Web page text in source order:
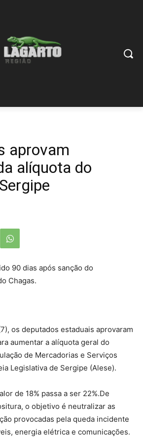
aprovam
alíquota do
90 dias após sanção do
Chagas.
os deputados estaduais aprovaram
aumentar a alíquota geral do
de Mercadorias e Serviços
Legislativa de Sergipe (Alese).
de 18% passa a ser 22%.De
o objetivo é neutralizar as
provocadas pela queda incidente
energia elétrica e comunicações.